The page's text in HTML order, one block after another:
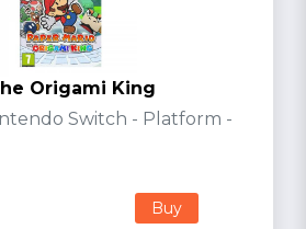
Origami King
Switch - Platform -
Buy